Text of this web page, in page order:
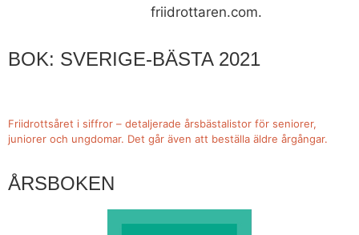
friidrottaren.com.
BOK: SVERIGE-BÄSTA 2021
Friidrottsåret i siffror – detaljerade årsbästalistor för seniorer,
juniorer och ungdomar. Det går även att beställa äldre årgångar.
ÅRSBOKEN